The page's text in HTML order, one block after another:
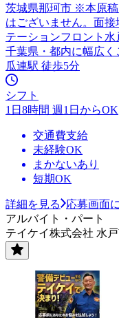
茨城県那珂市 ※本原
はございません。面
テーションフロント水
千葉県・都内に幅広く
瓜連駅 徒歩5分
シフト
1日8時間 週1日からOK
交通費支給
未経験OK
まかないあり
短期OK
詳細を見る
応募画面
アルバイト・パート
テイケイ株式会社 水